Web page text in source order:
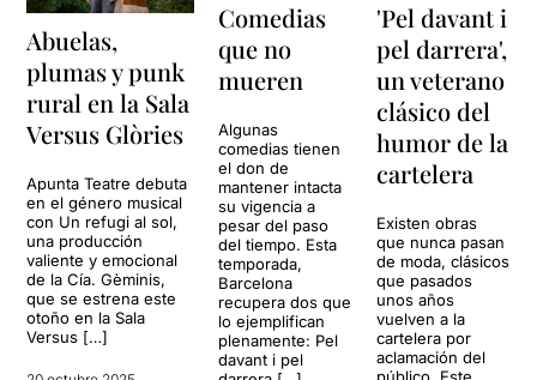
Abuelas,
plumas y punk
rural en la Sala
Versus Glòries
Apunta Teatre debuta
en el género musical
con Un refugi al sol,
una producción
valiente y emocional
de la Cía. Gèminis,
que se estrena este
otoño en la Sala
Versus […]
Comedias
que no
mueren
Algunas
comedias tienen
el don de
mantener intacta
su vigencia a
pesar del paso
del tiempo. Esta
temporada,
Barcelona
recupera dos que
lo ejemplifican
plenamente: Pel
davant i pel
'Pel davant i
pel darrera',
un veterano
clásico del
humor de la
cartelera
Existen obras
que nunca pasan
de moda, clásicos
que pasados
unos años
vuelven a la
cartelera por
aclamación del